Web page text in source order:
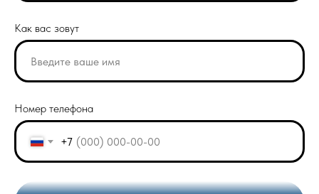
Как вас зовут
Номер телефона
+7